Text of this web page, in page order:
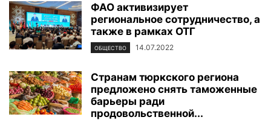
ФАО активизирует
региональное сотрудничество, а
также в рамках ОТГ
ОБЩЕСТВО 14.07.2022
Странам тюркского региона
предложено снять таможенные
барьеры ради
продовольственной...